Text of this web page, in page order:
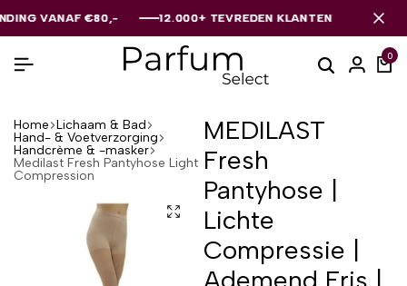
VANAF €80,- 12.000+ TEVREDEN KLANTEN
VANAF €80,- 12.000+ TEVREDEN KLANTEN
VANAF €80,- 12.000+ TEVREDEN KLANTEN
0
Home Lichaam & Bad
Hand- & Voetverzorging
Handcrème & -masker
Medilast Fresh Pantyhose Light
Compression
MEDILAST
Fresh
Pantyhose |
Lichte
Compressie |
Ademend Fris |